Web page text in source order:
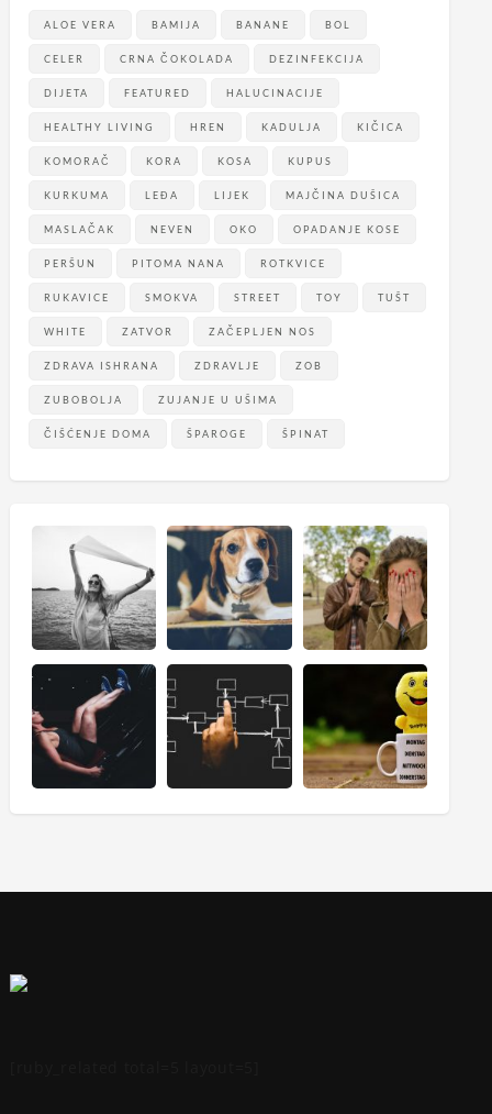
ALOE VERA BAMIJA BANANE BOL
CELER CRNA ČOKOLADA DEZINFEKCIJA
DIJETA FEATURED HALUCINACIJE
HEALTHY LIVING HREN KADULJA KIČICA
KOMORAČ KORA KOSA KUPUS
KURKUMA LEĐA LIJEK MAJČINA DUŠICA
MASLAČAK NEVEN OKO OPADANJE KOSE
PERŠUN PITOMA NANA ROTKVICE
RUKAVICE SMOKVA STREET TOY TUŠT
WHITE ZATVOR ZAČEPLJEN NOS
ZDRAVA ISHRANA ZDRAVLJE ZOB
ZUBOBOLJA ZUJANJE U UŠIMA
ČIŠĆENJE DOMA ŠPAROGE ŠPINAT